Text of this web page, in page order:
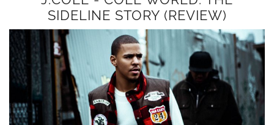
SIDELINE STORY (REVIEW)